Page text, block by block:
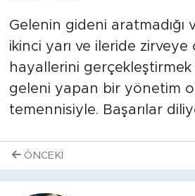
Gelenin gideni aratmadığı
ikinci yarı ve ileride zirveye
hayallerini
geleni yapan bir yönetim
temennisiyle. Başarılar
ÖNCEKI